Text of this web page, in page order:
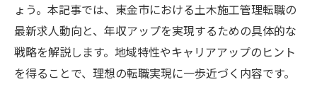
ょう。本記事では、東金市における土木施工管理転職の
最新求人動向と、年収アップを実現するための具体的な
戦略を解説します。地域特性やキャリアアップのヒント
を得ることで、理想の転職実現に一歩近づく内容です。